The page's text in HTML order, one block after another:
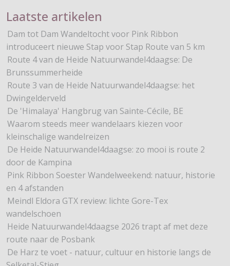
Laatste artikelen
Dam tot Dam Wandeltocht voor Pink Ribbon
introduceert nieuwe Stap voor Stap Route van 5 km
Route 4 van de Heide Natuurwandel4daagse: De
Brunssummerheide
Route 3 van de Heide Natuurwandel4daagse: het
Dwingelderveld
De 'Himalaya' Hangbrug van Sainte-Cécile, BE
Waarom steeds meer wandelaars kiezen voor
kleinschalige wandelreizen
De Heide Natuurwandel4daagse: zo mooi is route 2
door de Kampina
Pink Ribbon Soester Wandelweekend: natuur, historie
en 4 afstanden
Meindl Eldora GTX review: lichte Gore-Tex
wandelschoen
Heide Natuurwandel4daagse 2026 trapt af met deze
route naar de Posbank
De Harz te voet - natuur, cultuur en historie langs de